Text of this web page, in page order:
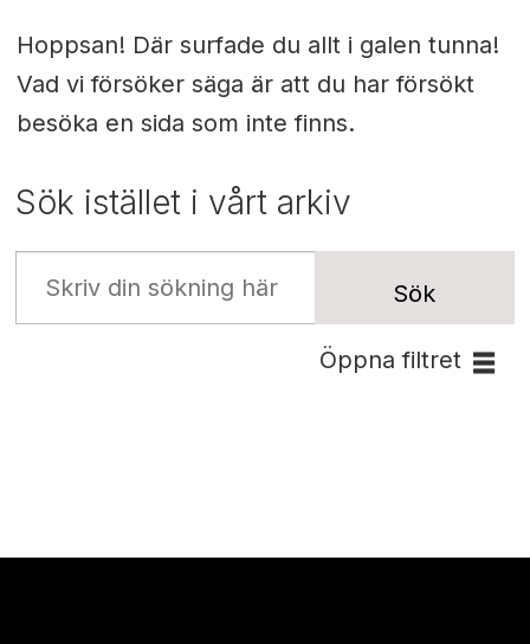
Hoppsan! Där surfade du allt i galen tunna!
Vad vi försöker säga är att du har försökt
besöka en sida som inte finns.
Sök istället i vårt arkiv
Sök
Öppna filtret